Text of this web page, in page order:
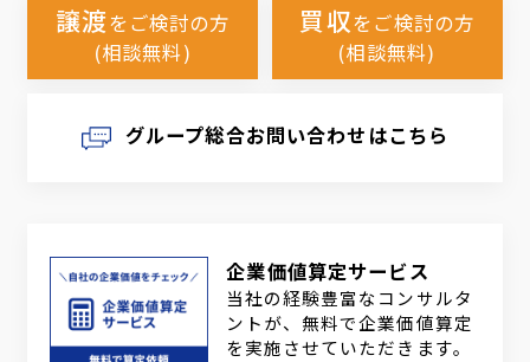
譲渡をご検討の方
(相談無料)
買収をご検討の方
(相談無料)
グループ総合お問い合わせはこちら
企業価値算定サービス
当社の経験豊富なコンサルタ
ントが、無料で企業価値算定
を実施させていただきます。